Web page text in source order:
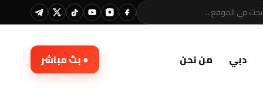
دبي من نحن ● بث مباشر